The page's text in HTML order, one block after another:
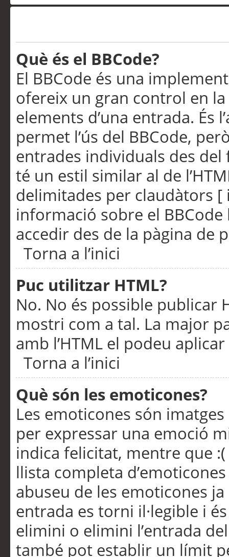
Què és el BBCode?
El BBCode és una
ofereix un gran control en
elements d’una entrada. És
permet l’ús del BBCode,
entrades individuals des
té un estil similar al de
delimitades per claudàtors [
informació sobre el
accedir des de la pàgina de
Torna a l’inici
Puc utilitzar HTML?
No. No és possible publicar
mostri com a tal. La major
amb l’HTML el podeu
Torna a l’inici
Què són les emoticones?
Les emoticones són
per expressar una emoció
indica felicitat, mentre que
llista completa
abuseu de les emoticones
entrada es torni il·legible i
elimini o elimini l’entrada
també pot establir un límit